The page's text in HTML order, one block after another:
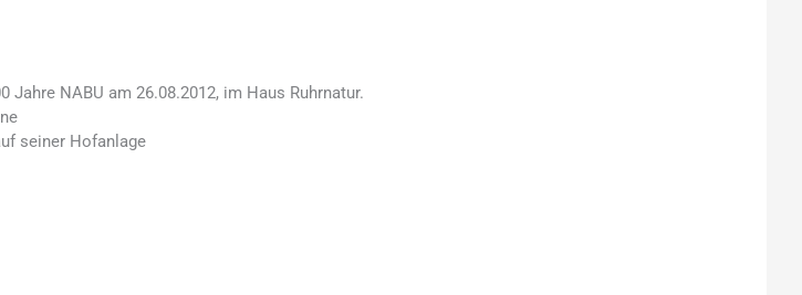
Jahre NABU am 26.08.2012, im Haus Ruhrnatur.
seiner Hofanlage